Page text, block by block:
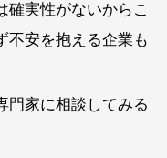
確実性がないからこ
不安を抱える企業も
門家に相談してみる